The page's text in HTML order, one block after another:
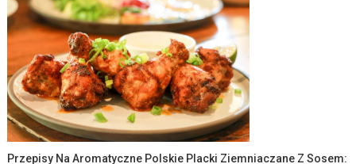
Przepisy Na Aromatyczne Polskie Placki Ziemniaczane Z Sosem: